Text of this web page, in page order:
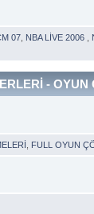
07 NBA LİVE 2006
- OYUN
FULL OYUN